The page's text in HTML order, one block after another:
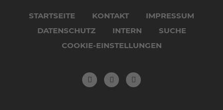
überspringen
STARTSEITE KONTAKT
IMPRESSUM
DATENSCHUTZ
INTERN
SUCHE
COOKIE-EINSTELLUNGEN